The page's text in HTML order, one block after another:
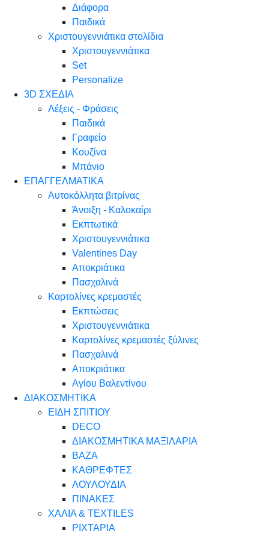
Διάφορα
Παιδικά
Χριστουγεννιάτικα στολίδια
Χριστουγεννιάτικα
Set
Personalize
3D ΣΧΕΔΙΑ
Λέξεις - Φράσεις
Παιδικά
Γραφείο
Κουζίνα
Μπάνιο
ΕΠΑΓΓΕΛΜΑΤΙΚΑ
Αυτοκόλλητα βιτρίνας
Άνοιξη - Καλοκαίρι
Εκπτωτικά
Χριστουγεννιάτικα
Valentines Day
Αποκριάτικα
Πασχαλινά
Καρτολίνες κρεμαστές
Εκπτώσεις
Χριστουγεννιάτικα
Καρτολίνες κρεμαστές ξύλινες
Πασχαλινά
Αποκριάτικα
Αγίου Βαλεντίνου
ΔΙΑΚΟΣΜΗΤΙΚΑ
ΕΙΔΗ ΣΠΙΤΙΟΥ
DECO
ΔΙΑΚΟΣΜΗΤΙΚΑ ΜΑΞΙΛΑΡΙΑ
ΒΑΖΑ
ΚΑΘΡΕΦΤΕΣ
ΛΟΥΛΟΥΔΙΑ
ΠΙΝΑΚΕΣ
ΧΑΛΙΑ & TEXTILES
ΡΙΧΤΑΡΙΑ